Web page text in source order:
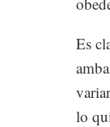
Es
lo